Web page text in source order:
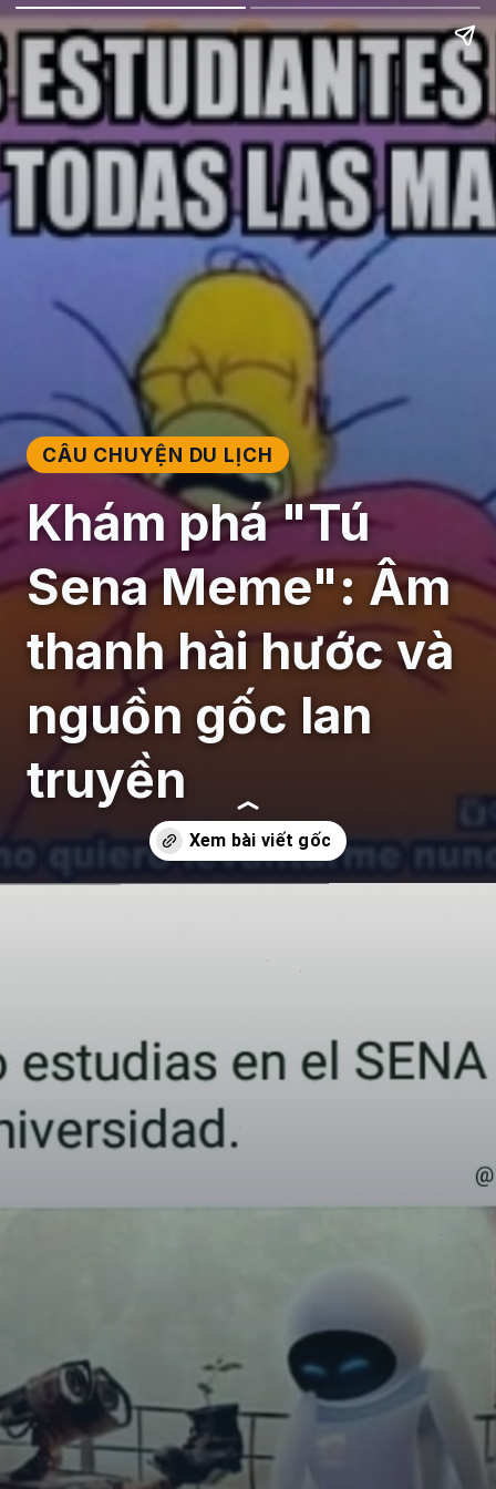
CÂU CHUYỆN DU LỊCH
Khám phá "Tú
Sena Meme": Âm
thanh hài hước và
nguồn gốc lan
truyền